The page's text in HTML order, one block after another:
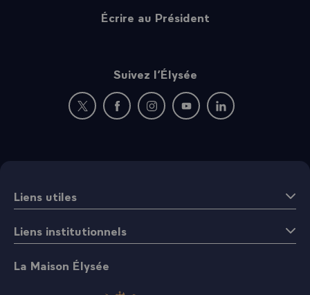
Écrire au Président
Suivez l’Élysée
Nouvelle fenêtre : rejoignez-nous sur Twitter
Nouvelle fenêtre : rejoignez-nous sur
Nouvelle fenêtre : rejoignez-nous
Nouvelle fenêtre :
Nouvelle fenêtre :
Liens utiles
Liens institutionnels
La Maison Élysée